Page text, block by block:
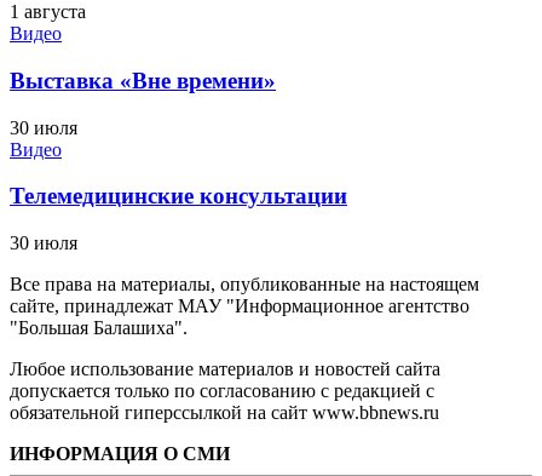
1 августа
Видео
Выставка «Вне времени»
30 июля
Видео
Телемедицинские консультации
30 июля
Все права на материалы, опубликованные на настоящем
сайте, принадлежат МАУ "Информационное агентство
"Большая Балашиха".
Любое использование материалов и новостей сайта
допускается только по согласованию с редакцией с
обязательной гиперссылкой на сайт www.bbnews.ru
ИНФОРМАЦИЯ О СМИ